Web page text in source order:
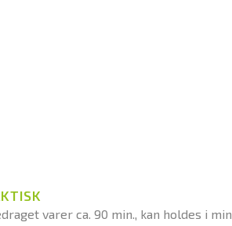
varer ca. 90 min., kan holdes i min